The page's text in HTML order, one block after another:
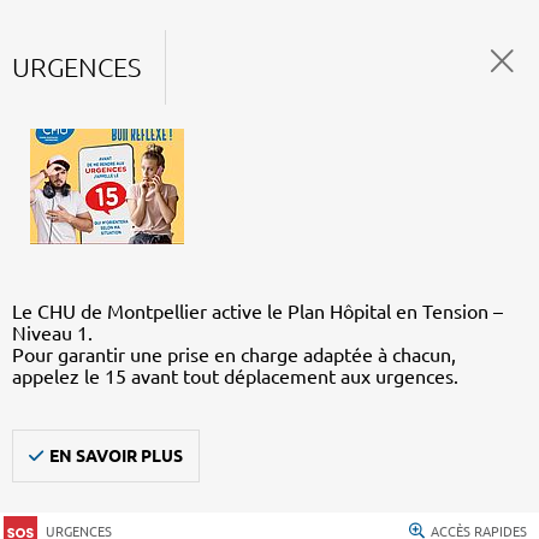
URGENCES
Le CHU de Montpellier active le Plan Hôpital en Tension –
Niveau 1.
Pour garantir une prise en charge adaptée à chacun,
appelez le 15 avant tout déplacement aux urgences.
EN SAVOIR PLUS
URGENCES ACCÈS RAPIDES